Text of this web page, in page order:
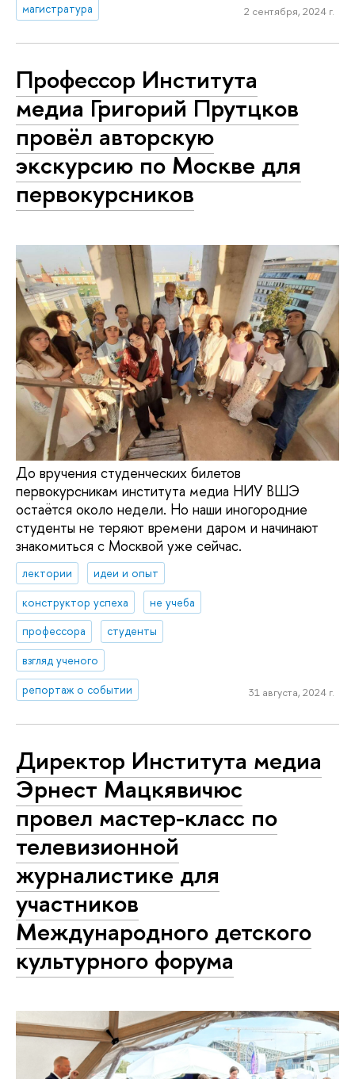
магистратура
2 сентября, 2024 г.
Профессор Института
медиа Григорий Прутцков
провёл авторскую
экскурсию по Москве для
первокурсников
До вручения студенческих билетов
первокурсникам института медиа НИУ ВШЭ
остаётся около недели. Но наши иногородние
студенты не теряют времени даром и начинают
знакомиться с Москвой уже сейчас.
лектории
идеи и опыт
конструктор успеха
не учеба
профессора
студенты
взгляд ученого
репортаж о событии
31 августа, 2024 г.
Директор Института медиа
Эрнест Мацкявичюс
провел мастер-класс по
телевизионной
журналистике для
участников
Международного детского
культурного форума